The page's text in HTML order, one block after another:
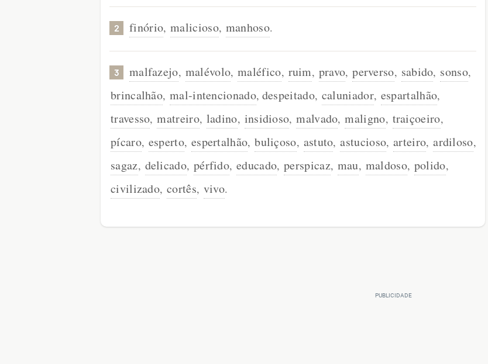
2 finório, malicioso, manhoso.
3 malfazejo, malévolo, maléfico, ruim, pravo, perverso, sabido, sonso,
brincalhão, mal-intencionado, despeitado, caluniador, espartalhão,
travesso, matreiro, ladino, insidioso, malvado, maligno, traiçoeiro,
pícaro, esperto, espertalhão, buliçoso, astuto, astucioso, arteiro, ardiloso,
sagaz, delicado, pérfido, educado, perspicaz, mau, maldoso, polido,
civilizado, cortês, vivo.